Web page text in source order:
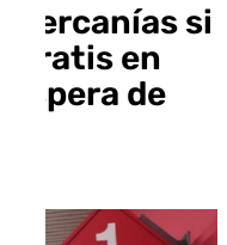
Cercanías si
gratis en
espera de